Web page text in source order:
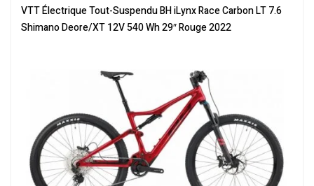
Tout-Suspendus,Vélo électrique ville,Velos Electriques,VTT
Électriques
VTT Électrique Tout-Suspendu BH iLynx Race Carbon LT 7.6
Shimano Deore/XT 12V 540 Wh 29″ Rouge 2022